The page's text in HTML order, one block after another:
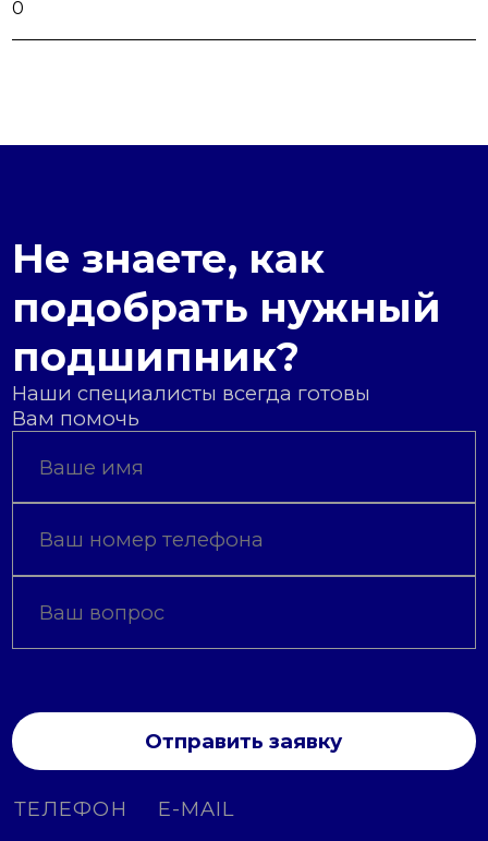
0
Не знаете, как
подобрать нужный
подшипник?
Наши специалисты всегда готовы
Вам помочь
Отправить заявку
ТЕЛЕФОН E-MAIL